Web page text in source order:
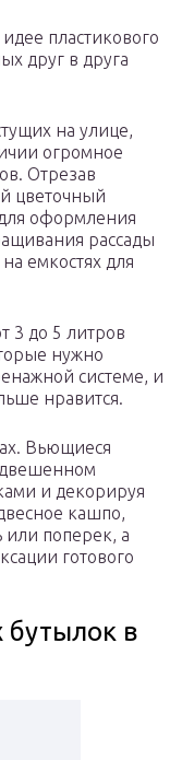
пластикового
друг в друга
на улице,
огромное
Отрезав
цветочный
оформления
рассады
емкостях для
3 до 5 литров
нужно
системе, и
нравится.
Вьющиеся
и декорируя
кашпо,
или поперек, а
готового
бутылок в